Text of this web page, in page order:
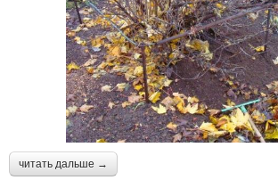
читать дальше →